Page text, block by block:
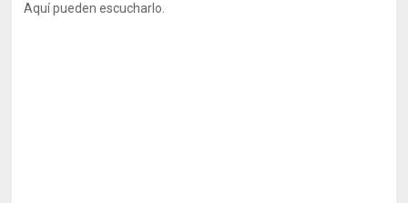
Aquí pueden escucharlo.